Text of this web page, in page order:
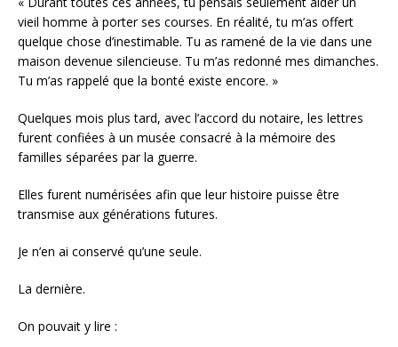
vieil homme à porter ses courses. En réalité, tu m’as offert
quelque chose d’inestimable. Tu as ramené de la vie dans une
maison devenue silencieuse. Tu m’as redonné mes dimanches.
Tu m’as rappelé que la bonté existe encore. »
Quelques mois plus tard, avec l’accord du notaire, les lettres
furent confiées à un musée consacré à la mémoire des
familles séparées par la guerre.
Elles furent numérisées afin que leur histoire puisse être
transmise aux générations futures.
Je n’en ai conservé qu’une seule.
La dernière.
On pouvait y lire :